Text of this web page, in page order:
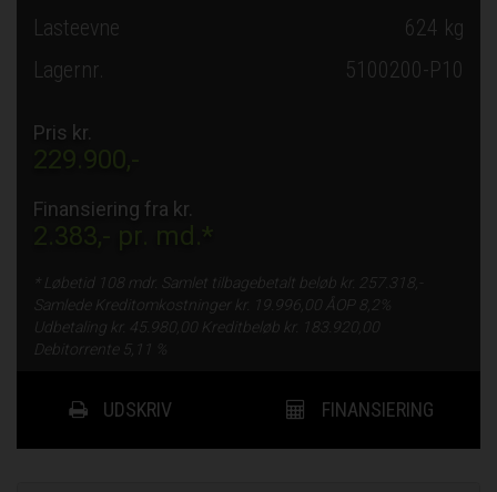
Lasteevne
624 kg
Lagernr.
5100200-P10
Pris kr.
229.900,-
Finansiering fra kr.
2.383,- pr. md.*
* Løbetid 108 mdr. Samlet tilbagebetalt beløb kr.
257.318,-
Samlede Kreditomkostninger kr.
19.996,00 ÅOP 8,2%
Udbetaling kr.
45.980,00 Kreditbeløb kr.
183.920,00
Debitorrente 5,11 %
UDSKRIV FINANSIERING